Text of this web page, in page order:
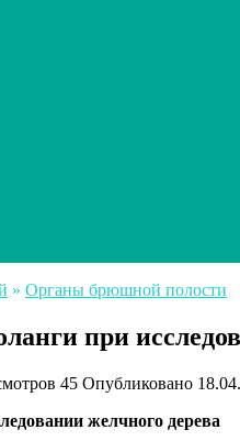
» Органы брюшной полости
при
45 Опубликовано
желчного дерева